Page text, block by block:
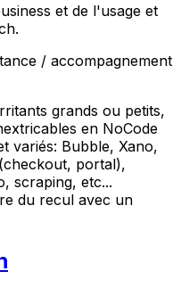
et de l'usage et
/ accompagnement
grands ou petits,
en NoCode
variés: Bubble, Xano,
portal),
scraping, etc...
du recul avec un